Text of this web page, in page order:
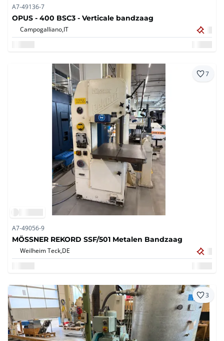
A7-49136-7
OPUS - 400 BSC3 - Verticale bandzaag
Campogalliano,IT
7
A7-49056-9
MÖSSNER REKORD SSF/501 Metalen Bandzaag
Weilheim Teck,DE
3